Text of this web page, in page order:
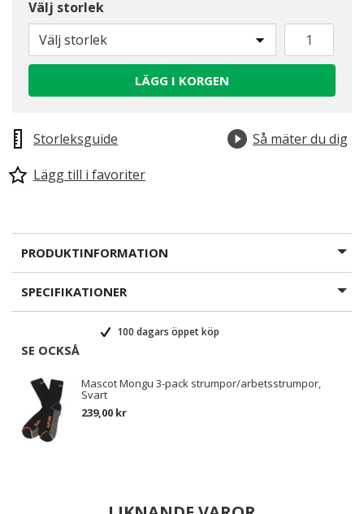
Välj storlek
Välj storlek
LÄGG I KORGEN
Storleksguide
Så mäter du dig
Lägg till i favoriter
PRODUKTINFORMATION
SPECIFIKATIONER
100 dagars öppet köp
SE OCKSÅ
Mascot Mongu 3-pack strumpor/arbetsstrumpor,
Svart
239,00 kr